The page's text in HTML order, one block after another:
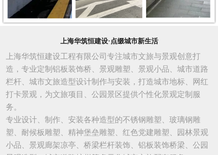
上海华筑恒建设·点缀城市新生活
上海华筑恒建设工程有限公司专注城市文旅与景观创意打
造，专业定制铝板装饰桥、景观雕塑、景观小品、城市道路
栏杆、城市文旅造型设计制作与安装，打造城市地标、网红
打卡景观，为文旅项目、公园景区提供个性化景观定制服
务。
专业设计、制作、安装各种造型的不锈钢雕塑、玻璃钢雕
塑、耐候板雕塑、精神堡垒雕塑、红色党建雕塑、园林景观
小品、景观廊架凉亭、桥梁栏杆装饰、铝板装饰桥梁、公园